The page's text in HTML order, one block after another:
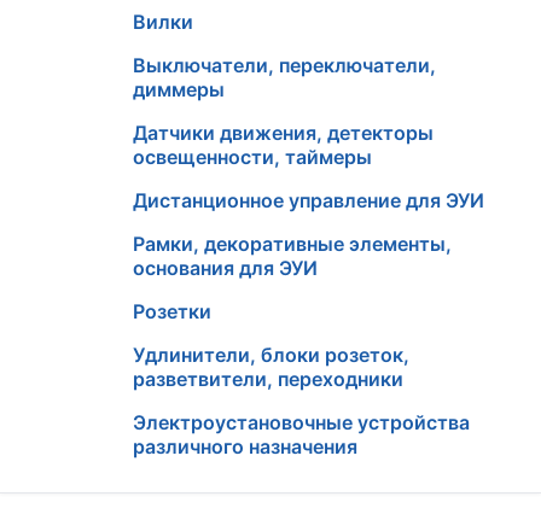
Вилки
Выключатели, переключатели,
диммеры
Датчики движения, детекторы
освещенности, таймеры
Дистанционное управление для ЭУИ
Рамки, декоративные элементы,
основания для ЭУИ
Розетки
Удлинители, блоки розеток,
разветвители, переходники
Электроустановочные устройства
различного назначения